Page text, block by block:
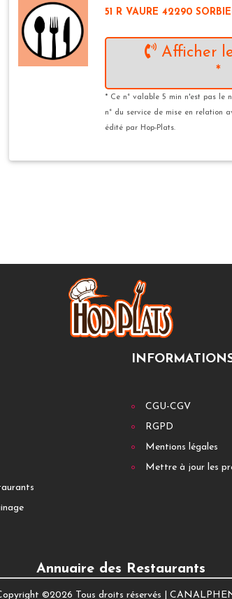
51 R VAURE 42290
Afficher
*
* Ce n° valable 5 min n'est pas le
n° du service de mise en relation
édité par Hop-Plats.
CGU-CGV
RGPD
Mentions légales
Mettre à jour les
Annuaire des Restaurants
©2026 Tous droits réservés |